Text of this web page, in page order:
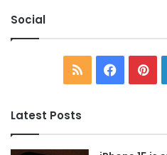
Social
RSS
Latest Posts